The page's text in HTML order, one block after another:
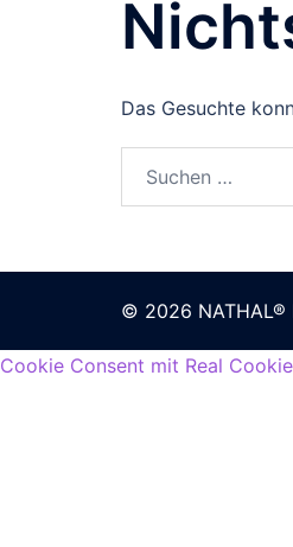
Das Gesuchte
© 2026 NATHAL®
Cookie Consent mit Real